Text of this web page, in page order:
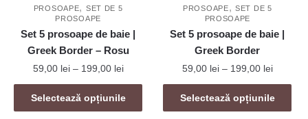
produsului.
pagina
produsului.
PROSOAPE, SET DE 5
PROSOAPE
Set 5 prosoape de baie |
Greek Border – Rosu
59,00 lei – 199,00 leiInterval
de
prețuri:
59,00 lei
Selectează opțiunile
Acest
produs
PROSOAPE,SET DE 5
PROSOAPE
Set 5 prosoape de baie |
Greek Border
59,00 lei – 199,00 leiInterval
de
prețuri:
59,00
Selectează opțiunile
Acest
produs